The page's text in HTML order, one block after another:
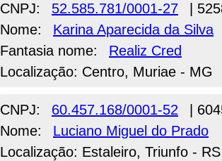
CNPJ: 52.585.781/0001-27
|
Nome:
Karina Aparecida da Silva
Fantasia nome:
Realiz Cred
Localização: Centro, Muriae - MG
CNPJ: 60.457.168/0001-52
|
Nome:
Luciano Miguel do Prado
Localização: Estaleiro, Triunfo - RS